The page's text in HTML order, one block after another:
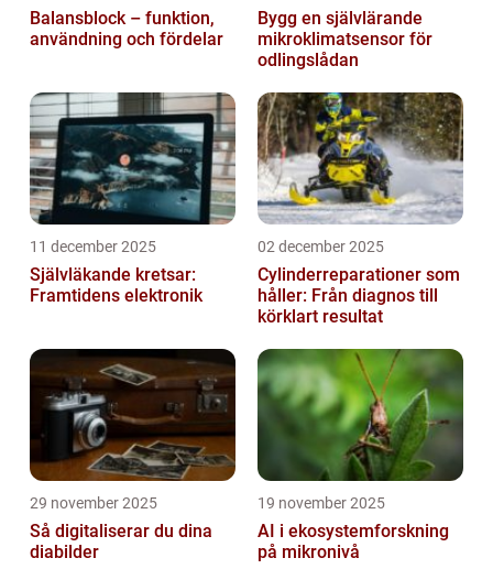
Balansblock – funktion,
användning och fördelar
Bygg en självlärande
mikroklimatsensor för
odlingslådan
11 december 2025
Självläkande kretsar:
Framtidens elektronik
02 december 2025
Cylinderreparationer som
håller: Från diagnos till
körklart resultat
29 november 2025
Så digitaliserar du dina
diabilder
19 november 2025
AI i ekosystemforskning
på mikronivå